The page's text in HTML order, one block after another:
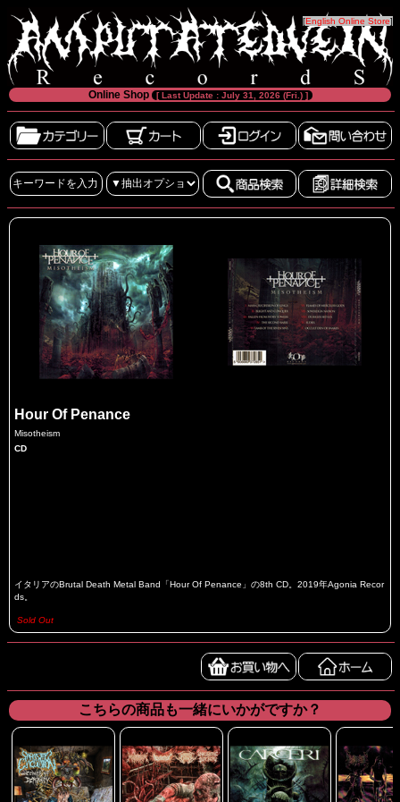
[English Online Store]
Online Shop [ Last Update : July 31, 2026 (Fri.) ]
Hour Of Penance
Misotheism
CD
イタリアのBrutal Death Metal Band「Hour Of Penance」の8th CD。2019年Agonia Recor
ds。
Sold Out
こちらの商品も一緒にいかがですか？